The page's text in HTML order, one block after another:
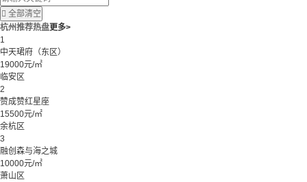
 全部清空
杭州推荐热盘更多>
1
中天珺府（东区）
19000元/㎡
临安区
2
赞成赞红星座
15500元/㎡
余杭区
3
融创森与海之城
10000元/㎡
萧山区